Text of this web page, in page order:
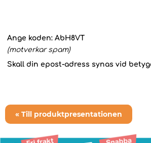
Ange koden: AbH8VT
(motverkar spam)
Skall din epost-adress synas vid
« Till produktpresentationen